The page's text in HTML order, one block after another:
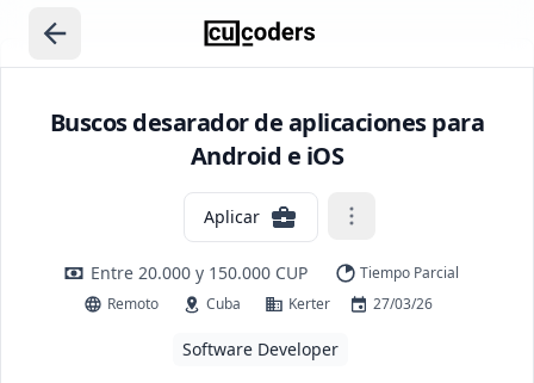
Buscos desarador de aplicaciones para
Android e iOS
Aplicar
Entre 20.000 y 150.000 CUP
Tiempo Parcial
Remoto
Cuba Kerter 27/03/26
Software Developer